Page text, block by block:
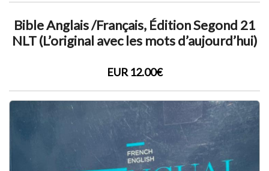
Bible Anglais /Français, Édition Segond 21
NLT (L’original avec les mots d’aujourd’hui)
EUR 12.00€